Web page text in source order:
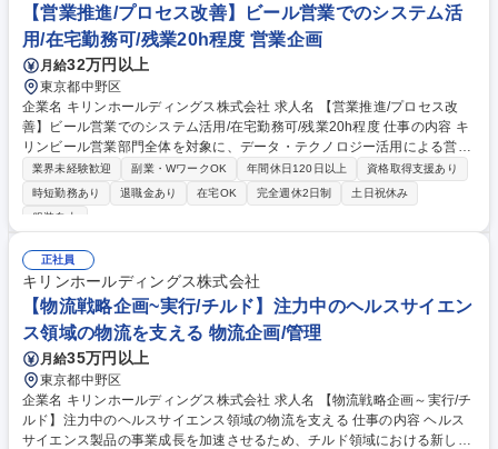
【営業推進/プロセス改善】ビール営業でのシステム活
用/在宅勤務可/残業20h程度 営業企画
月給32万円以上
東京都中野区
企業名 キリンホールディングス株式会社 求人名 【営業推進/プロセス改
善】ビール営業でのシステム活用/在宅勤務可/残業20h程度 仕事の内容 キ
リンビール営業部門全体を対象に、データ・テクノロジー活用による営業
プロセス改革を推進いただきます。アナログな営業スタイルからの脱却に
向け、営業プロセスの設計、現場への定着まで一貫してお任せします。
【詳細】■営業プロセスの課題抽出と標準化の推進 ■各種ツールを活用し
■現場展開に向けた改善活動と定着支援 ■業務用チャンネル（飲食店向け
営業）におけるターゲティングから商談プロセスまでの最適化※営業は業
務用営業と量販店営業に分かれます ■テクノロジーを活用した新しい営業
スタイルの構築と推進 募集職種 【営業推進/プロセス改善】ビール営業で
のシステム活用/在宅勤務可/残業20h程度
業界未経験歓迎 副業・WワークOK 年間休日120日以上
資格取得支援あり
時短勤務あり
退職金あり 在宅OK 完全週休2日制
土日祝休み
服装自由
正社員
キリンホールディングス株式会社
【物流戦略企画~実行/チルド】注力中のヘルスサイエン
ス領域の物流を支える 物流企画/管理
月給35万円以上
東京都中野区
企業名 キリンホールディングス株式会社 求人名 【物流戦略企画～実行/チ
ルド】注力中のヘルスサイエンス領域の物流を支える 仕事の内容 ヘルス
サイエンス製品の事業成長を加速させるため、チルド領域における新しい